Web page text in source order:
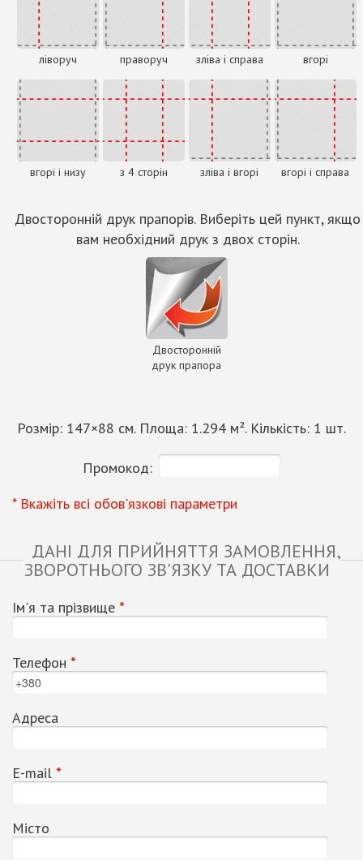
ліворуч праворуч зліва і справа вгорі
вгорі і низу з 4 сторін зліва і вгорі вгорі і справа
Двосторонній друк прапорів. Виберіть цей пункт, якщо
вам необхідний друк з двох сторін.
Двосторонній
друк прапора
Розмір: 147×88 см. Площа: 1.294 м². Кількість: 1 шт.
Промокод:
* Вкажіть всі обов'язкові параметри
ДАНІ ДЛЯ ПРИЙНЯТТЯ ЗАМОВЛЕННЯ,
ЗВОРОТНЬОГО ЗВ'ЯЗКУ ТА ДОСТАВКИ
Ім'я та прізвище *
Телефон *
Адреса
Е-mail *
Місто